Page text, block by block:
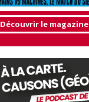
Découvrir le magazine